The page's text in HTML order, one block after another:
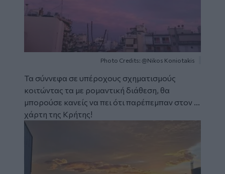
Photo Credits: @Nikos Koniotakis
Τα σύννεφα σε υπέροχους σχηματισμούς
κοιτώντας τα με ρομαντική διάθεση, θα
μπορούσε κανείς να πει ότι παρέπεμπαν στον ...
χάρτη της Κρήτης!
Image